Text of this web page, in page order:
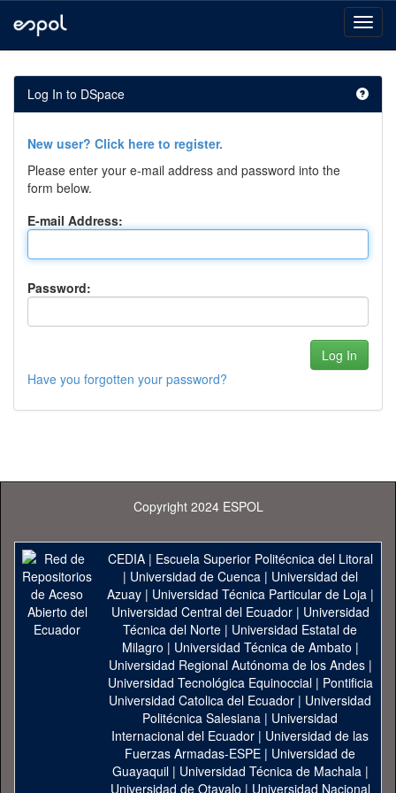
navigation
Log In to DSpace
New user? Click here to register.
Please enter your e-mail address and password into the
form below.
E-mail Address:
Password:
Have you forgotten your password?
Copyright 2024 ESPOL
CEDIA| Escuela Superior Politécnica del Litoral
| Universidad de Cuenca| Universidad del
Azuay| Universidad Técnica Particular de Loja|
Universidad Central del Ecuador| Universidad
Técnica del Norte | Universidad Estatal de
Milagro | Universidad Técnica de Ambato |
Universidad Regional Autónoma de los Andes|
Universidad Tecnológica Equinoccial| Pontificia
Universidad Catolica del Ecuador | Universidad
Politécnica Salesiana | Universidad
Internacional del Ecuador | Universidad de las
Fuerzas Armadas-ESPE | Universidad de
Guayaquil| Universidad Técnica de Machala|
Universidad de Otavalo | Universidad Nacional